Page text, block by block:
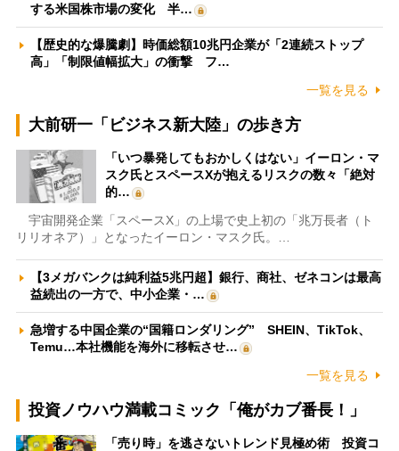
する米国株市場の変化 半…
【歴史的な爆騰劇】時価総額10兆円企業が「2連続ストップ
高」「制限値幅拡大」の衝撃 フ…
一覧を見る
大前研一「ビジネス新大陸」の歩き方
「いつ暴発してもおかしくはない」イーロン・マ
スク氏とスペースXが抱えるリスクの数々「絶対
的…
宇宙開発企業「スペースX」の上場で史上初の「兆万長者（ト
リリオネア）」となったイーロン・マスク氏。…
【3メガバンクは純利益5兆円超】銀行、商社、ゼネコンは最高
益続出の一方で、中小企業・…
急増する中国企業の“国籍ロンダリング” SHEIN、TikTok、
Temu…本社機能を海外に移転させ…
一覧を見る
投資ノウハウ満載コミック「俺がカブ番長！」
「売り時」を逃さないトレンド見極め術 投資コ